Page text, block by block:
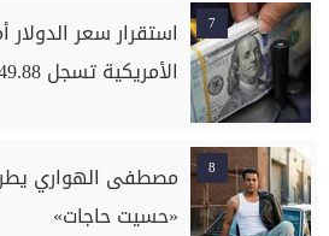
7
استقرار سعر الدولار
الأمريكية تسجل 49.88 جنيه بالبنك المركزي
8
مصطفى الهواري
«حسيت حاجات»